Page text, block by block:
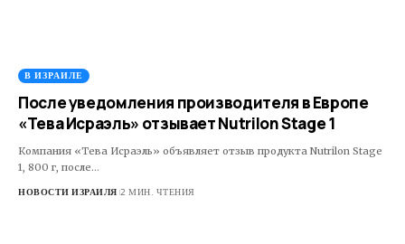
В ИЗРАИЛЕ
После уведомления производителя в Европе
«Тева Исраэль» отзывает Nutrilon Stage 1
Компания «Тева Исраэль» объявляет отзыв продукта Nutrilon Stage
1, 800 г, после…
НОВОСТИ ИЗРАИЛЯ 2 МИН. ЧТЕНИЯ